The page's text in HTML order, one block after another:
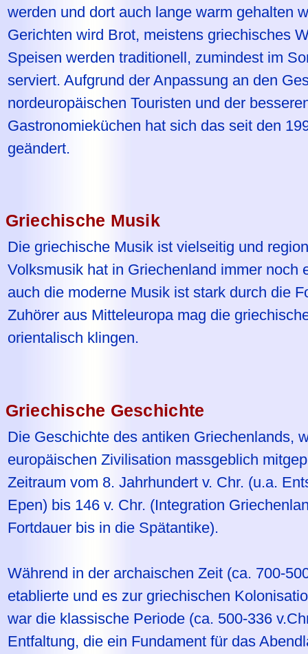
werden und dort auch lange warm gehalten
Gerichten wird Brot, meistens griechisches
Speisen werden traditionell, zumindest im
serviert. Aufgrund der Anpassung an den
nordeuropäischen Touristen und der
Gastronomieküchen hat sich das seit den
geändert.
Griechische Musik
Die griechische Musik ist vielseitig und
Volksmusik hat in Griechenland immer noch
auch die moderne Musik ist stark durch die
Zuhörer aus Mitteleuropa mag die
orientalisch klingen.
Griechische Geschichte
Die Geschichte des antiken Griechenlands,
europäischen Zivilisation massgeblich
Zeitraum vom 8. Jahrhundert v. Chr. (u.a.
Epen) bis 146 v. Chr. (Integration
Fortdauer bis in die Spätantike).
Während in der archaischen Zeit (ca. 700-
etablierte und es zur griechischen
war die klassische Periode (ca. 500-336
Entfaltung, die ein Fundament für das